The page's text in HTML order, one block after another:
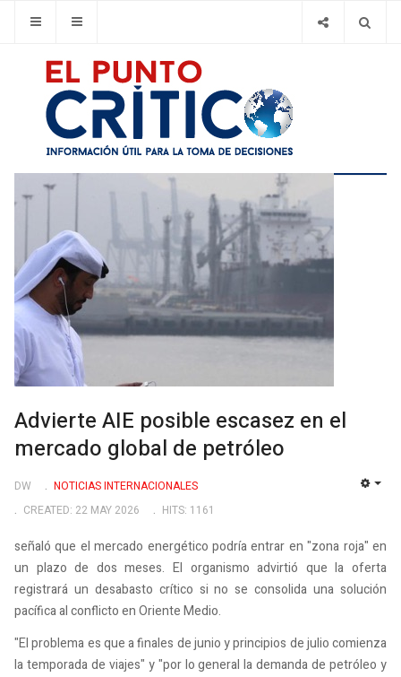
Advierte AIE posible escasez en el
mercado global de petróleo
DW
NOTICIAS INTERNACIONALES
CREATED: 22 MAY 2026
HITS: 1161
señaló que el mercado energético podría entrar en "zona roja" en
un plazo de dos meses. El organismo advirtió que la oferta
registrará un desabasto crítico si no se consolida una solución
pacífica al conflicto en Oriente Medio.
"El problema es que a finales de junio y principios de julio comienza
la temporada de viajes" y "por lo general la demanda de petróleo y